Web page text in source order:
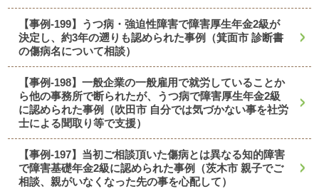
【事例-199】うつ病・強迫性障害で障害厚生年金2級が
決定し、約3年の遡りも認められた事例（箕面市 診断書
の傷病名について相談）
【事例-198】一般企業の一般雇用で就労していることか
ら他の事務所で断られたが、うつ病で障害厚生年金2級
に認められた事例（吹田市 自分では気づかない事を社労
士による聞取り等で支援）
【事例-197】当初ご相談頂いた傷病とは異なる知的障害
で障害基礎年金2級に認められた事例（茨木市 親子でご
相談、親がいなくなった先の事を心配して）